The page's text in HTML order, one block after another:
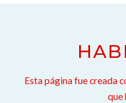
Esta página fue creada
que